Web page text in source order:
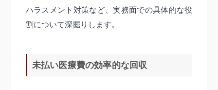
ハラスメント対策など、実務面での具体的な役
割について深掘りします。
未払い医療費の効率的な回収